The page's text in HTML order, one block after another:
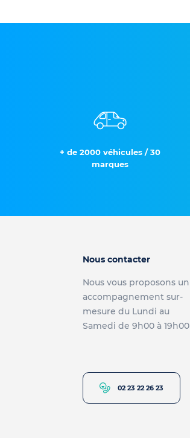
+ de 2000 véhicules / 30
marques
Nous contacter
Nous vous proposons un
accompagnement sur-
mesure du Lundi au
Samedi de 9h00 à 19h00
02 23 22 26 23